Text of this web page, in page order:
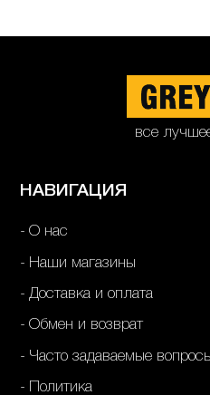
все
НАВИГАЦИЯ
О нас
Наши магазины
Доставка и оплата
Обмен и возврат
Часто задаваемые
Политика